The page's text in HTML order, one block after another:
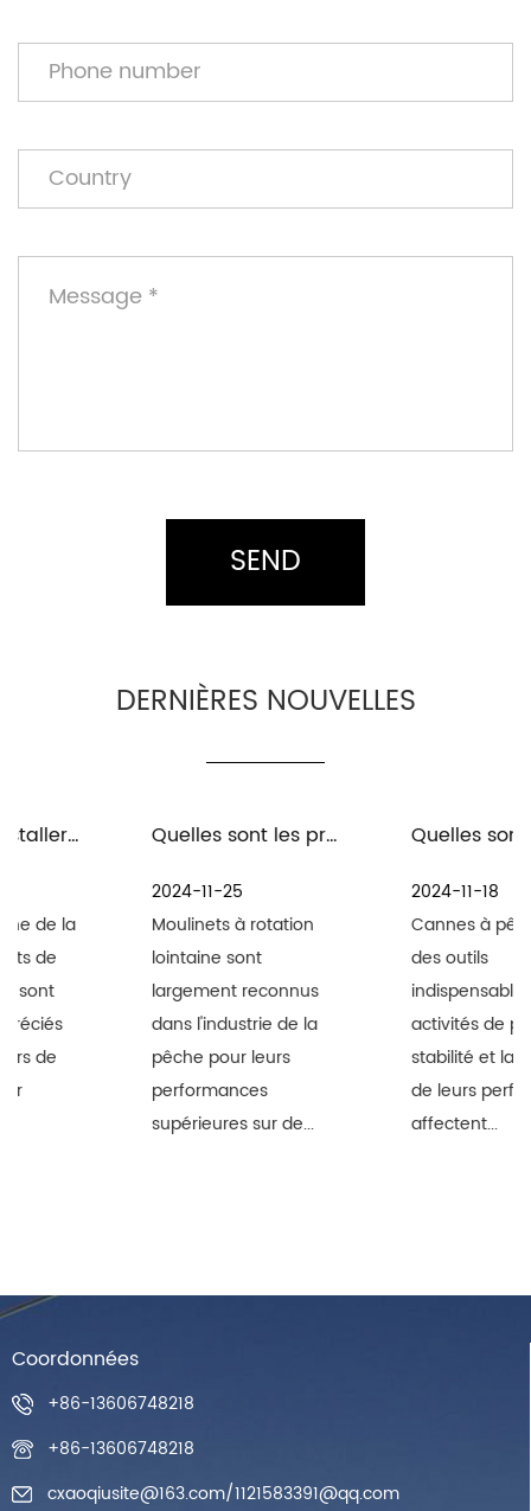
DERNIÈRES NOUVELLES
Quelles sont les précautions à prendre pour l'entretien et l'entretien des moulinets spinning à distance en milieu marin
Moulinets à rotation
lointaine sont
largement reconnus
dans l'industrie de la
pêche pour leurs
performances
supérieures sur de...
Quelles sont les précautions pour l'entretien des engins de pêche et des cannes à pêche
Cannes à pêche sont
indispensables aux
activités de pêche. La
stabilité et la durabilité
de leurs performances
affectent...
Coordonnées
+86-13606748218
+86-13606748218
cxaoqiusite@163.com/1121583391@qq.com